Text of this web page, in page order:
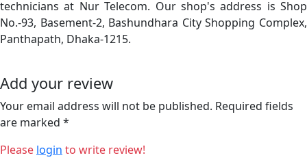
technicians at Nur Telecom. Our shop's address is Shop
No.-93, Basement-2, Bashundhara City Shopping Complex,
Panthapath, Dhaka-1215.
Add your review
Your email address will not be published. Required fields
are marked *
Please login to write review!